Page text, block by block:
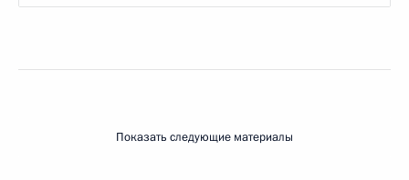
Показать следующие материалы